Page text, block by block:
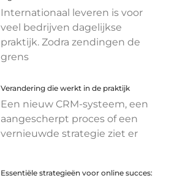
Internationaal leveren is voor
veel bedrijven dagelijkse
praktijk. Zodra zendingen de
grens
Verandering die werkt in de praktijk
Een nieuw CRM-systeem, een
aangescherpt proces of een
vernieuwde strategie ziet er
Essentiële strategieën voor online succes: